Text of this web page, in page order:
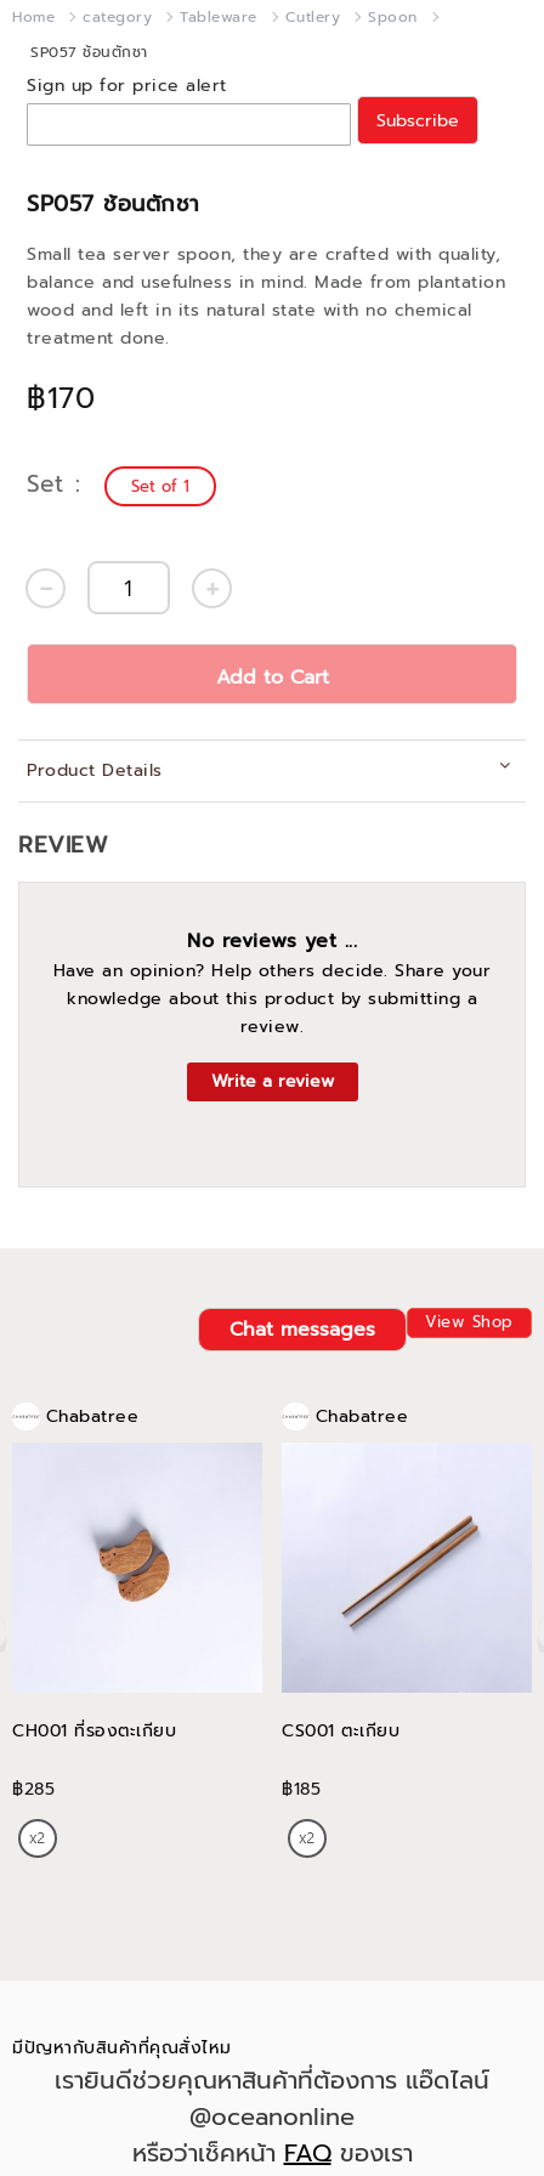
Home category Tableware Cutlery
Spoon
SP057 ช้อนตักชา
SP057 ช้อนตักชา
฿170
Small tea server spoon, they are crafted with quality,
balance and usefulness in mind. Made from plantation
wood and left in its natural state with no chemical
treatment done.
Sign up for price alert
Subscribe
Set Set of 1
Add to Cart
Product Details
View Shop
Chat messages
Chabatree
CH001 ที่รองตะเกียบ
฿285
Chabatree
CS001 ตะเกียบ
฿185
REVIEW
No reviews yet ...
Have an opinion? Help others decide. Share your
knowledge about this product by submitting a
review.
Write a review
มีปัญหากับสินค้าที่คุณสั่งไหม
เรายินดีช่วยคุณหาสินค้าที่ต้องการ แอ๊ดไลน์
@oceanonline
หรือว่าเช็คหน้าFAQของเรา